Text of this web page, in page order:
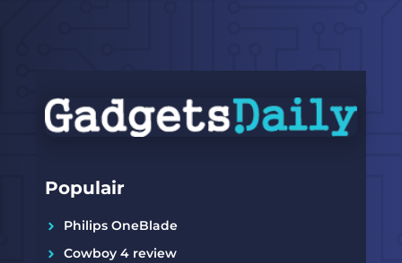
Populair
Philips OneBlade
Cowboy 4 review